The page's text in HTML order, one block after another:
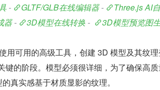
- GLTF/GLB在线编辑器 -
Three.js AI
器 - 3D模型在线转换 -
3D模型预览图
用可用的高级工具，创建 3D 模型及其纹
的阶段。模型必须很详细，为了确保高
真实感基于材质显影的纹理。